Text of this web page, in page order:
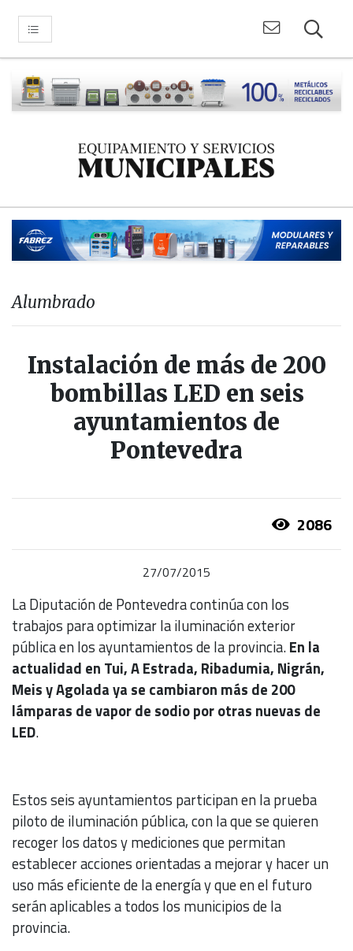
Alumbrado
Instalación de más de 200
bombillas LED en seis
ayuntamientos de
Pontevedra
2086
27/07/2015
La Diputación de Pontevedra continúa con los
trabajos para optimizar la iluminación exterior
pública en los ayuntamientos de la provincia.En la
actualidad en Tui, A Estrada, Ribadumia, Nigrán,
Meis y Agolada ya se cambiaron más de 200
lámparas de vapor de sodio por otras nuevas de
LED.
Estos seis ayuntamientos participan en la prueba
piloto de iluminación pública, con la que se quieren
recoger los datos y mediciones que permitan
establecer acciones orientadas a mejorar y hacer un
uso más eficiente de la energía y que en el futuro
serán aplicables a todos los municipios de la
provincia.